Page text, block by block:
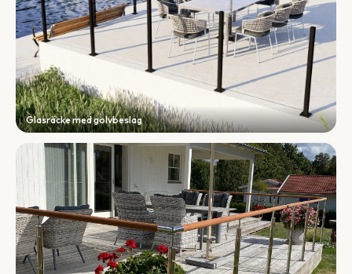
Glasräcke med golvbeslag